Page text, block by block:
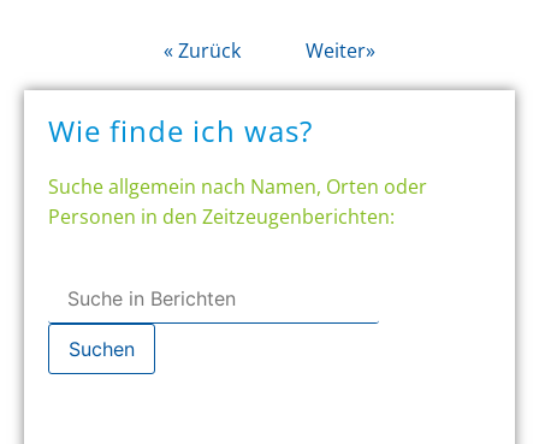
« Zurück Weiter»
Wie finde ich was?
Suche allgemein nach Namen, Orten oder
Personen in den Zeitzeugenberichten: